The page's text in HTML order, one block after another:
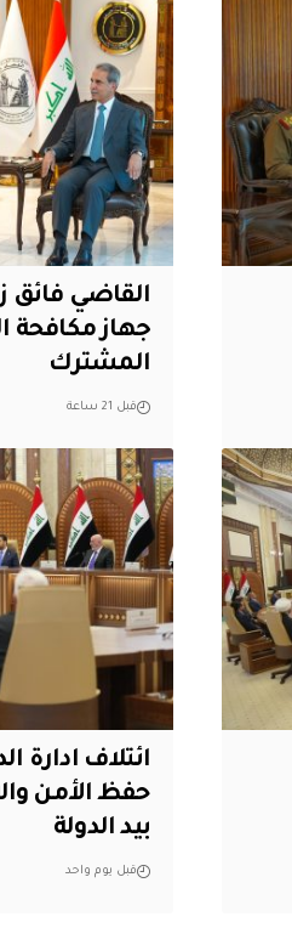
القاضي فائق
جهاز مكافحة
المشترك
قبل 21 ساعة
ائتلاف ادارة
حفظ الأمن
بيد الدولة
قبل يوم واحد